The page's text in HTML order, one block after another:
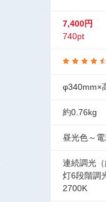
7,400円
740pt
φ340mm×
約0.76kg
昼光色～
連続調光
灯6段階
2700K